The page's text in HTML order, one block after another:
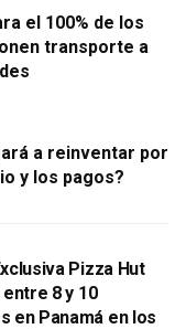
el 100% de los
transporte a
a reinventar por
y los pagos?
Pizza Hut
8 y 10
en Panamá en los